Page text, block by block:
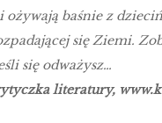
baśnie z
się Ziemi.
się odważysz…
literatury,